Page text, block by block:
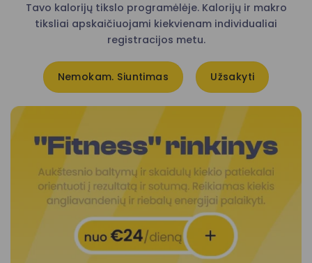
Tavo kalorijų tikslo programėlėje. Kalorijų ir makro
tiksliai apskaičiuojami kiekvienam individualiai
registracijos metu.
Nemokam. Siuntimas Užsakyti